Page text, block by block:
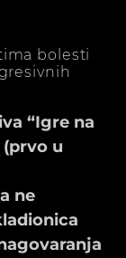
bolesti
“Igre na
(prvo u
ne